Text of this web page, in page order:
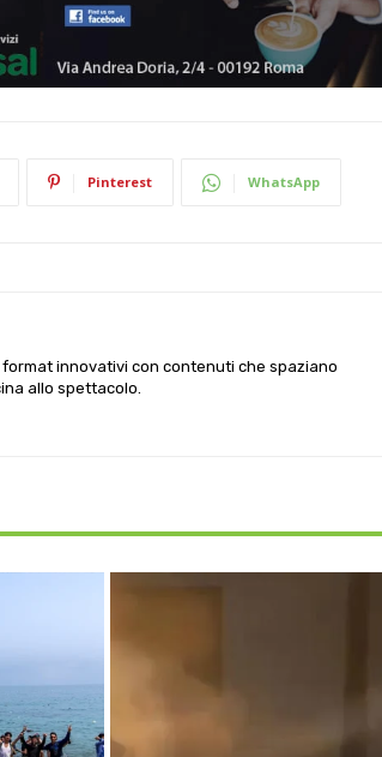
Pinterest WhatsApp
innovativi con contenuti che spaziano
allo spettacolo.